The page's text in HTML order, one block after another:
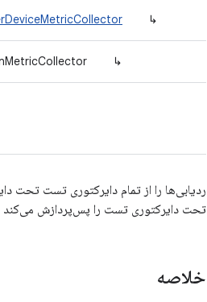
↳
↳
ردیابی‌ها را از تمام دایرکتوری تست تحت
تحت دایرکتوری تست را پس‌پردازش می‌کند
خلاصه